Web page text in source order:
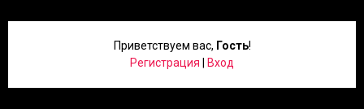
Приветствуем вас, Гость!
Регистрация
Вход